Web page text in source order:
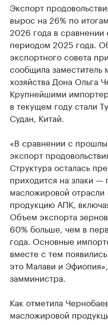
Экспорт
вырос на 26% по
2026 года в сравнении
периодом 2025 года.
экспортного совета
сообщила заместитель
хозяйства Дона Ольга
Крупнейшими
в текущем году стали
Судан, Китай.
«В сравнении с
экспорт
Структура осталась
приходится на злаки
масложировой
продукцию АПК,
Объем экспорта
60% больше, чем в
года. Основные
вместе с тем
это Малави и
замминистра.
Как отметила
масложировой